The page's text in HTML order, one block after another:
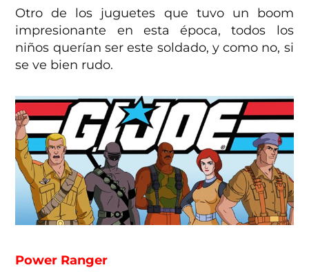
Otro de los juguetes que tuvo un boom
impresionante en esta época, todos los
niños querían ser este soldado, y como no, si
se ve bien rudo.
Power Ranger